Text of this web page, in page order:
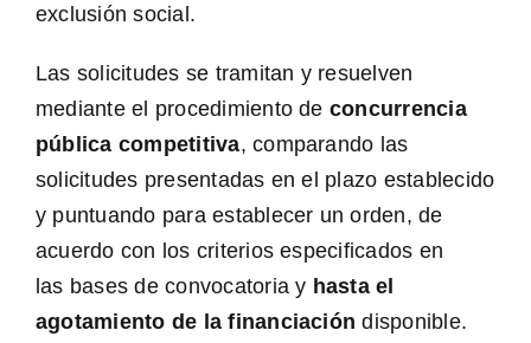
exclusión social.
Las solicitudes se tramitan y resuelven
mediante el procedimiento de concurrencia
pública competitiva, comparando las
solicitudes presentadas en el plazo establecido
y puntuando para establecer un orden, de
acuerdo con los criterios especificados en
las bases de convocatoria y hasta el
agotamiento de la financiación disponible.